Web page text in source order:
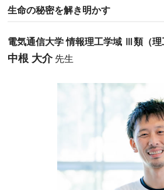
生命の秘密を解き明かす
電気通信大学 情報理工学域 Ⅲ類（理
中根 大介 先生